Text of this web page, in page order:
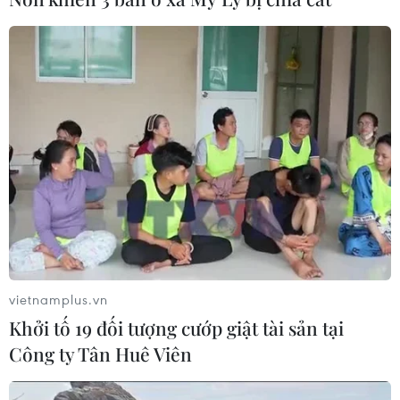
linh trong lễ diễu hành đèn lồng cá
06/08/2026 04:11
Sẵn sàng cho Lễ hội Việt Nam-Hàn
Quốc thành phố Đà Nẵng 2026
05/08/2026 07:46
"Lễ mừng cơm mới" và chuỗi hoạt
động du lịch "Sắc vàng Di sản" 2026
tại Lào Cai
04/08/2026 14:56
Tuyên Quang: Lễ hội hoa Tam giác
mạch 2026 sẽ khai mạc ngày 6/11 tại
vietnamplus.vn
Khởi tố 19 đối tượng cướp giật tài sản tại
Công ty Tân Huê Viên